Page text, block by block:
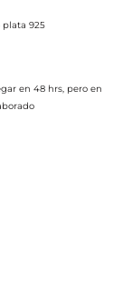
925
en 48 hrs, pero en